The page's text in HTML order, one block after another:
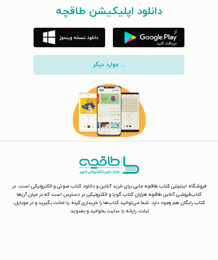
دانلود اپلیکیشن طاقچه
... موارد دیگر
فروشگاه اینترنتی کتاب طاقچه جایی برای خرید آنلاین و دانلود کتاب صوتی و الکترونیکی است. در
کتاب‌فروشی آنلاین طاقچه هزاران کتاب گویا و الکترونیکی در دسترس است که در میان آن‌ها
کتاب رایگان هم وجود دارد. شما می‌توانید کتاب‌ها را خریداری کرده یا امانت بگیرید و در موبایل،
تبلت، رایانه یا سایت بخوانید و بشنوید.